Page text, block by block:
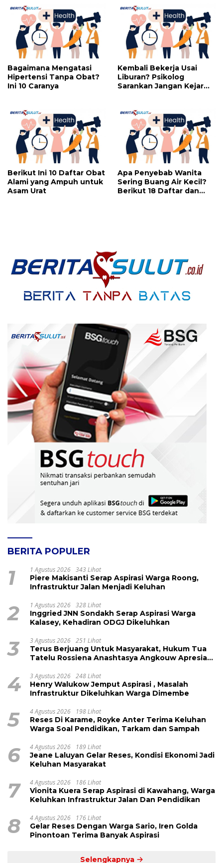
Bagaimana Mengatasi
Hipertensi Tanpa Obat?
Ini 10 Caranya
Kembali Bekerja Usai
Liburan? Psikolog
Sarankan Jangan Kejar
Berikut Ini 10 Daftar Obat
Alami yang Ampuh untuk
Asam Urat
Apa Penyebab Wanita
Sering Buang Air Kecil?
Berikut 18 Daftar dan
BERITA POPULER
1 1 Agustus 2026 343 Lihat
Piere Makisanti Serap Aspirasi Warga Roong,
Infrastruktur Jalan Menjadi Keluhan
2 1 Agustus 2026 328 Lihat
Inggried JNN Sondakh Serap Aspirasi Warga
Kalasey, Kehadiran ODGJ Dikeluhkan
3 3 Agustus 2026 251 Lihat
Terus Berjuang Untuk Masyarakat, Hukum Tua
Tatelu Rossiena Anashtasya Angkouw Apresiasi
4 3 Agustus 2026 248 Lihat
Henry Walukow Jemput Aspirasi , Masalah
Infrastruktur Dikeluhkan Warga Dimembe
5 4 Agustus 2026 198 Lihat
Reses Di Karame, Royke Anter Terima Keluhan
Warga Soal Pendidikan, Tarkam dan Sampah
6 4 Agustus 2026 189 Lihat
Jeane Laluyan Gelar Reses, Kondisi Ekonomi Jadi
Keluhan Masyarakat
7 4 Agustus 2026 186 Lihat
Vionita Kuera Serap Aspirasi di Kawahang, Warga
Keluhkan Infrastruktur Jalan Dan Pendidikan
8 4 Agustus 2026 176 Lihat
Gelar Reses Dengan Warga Sario, Iren Golda
Pinontoan Terima Banyak Aspirasi
Selengkapnya